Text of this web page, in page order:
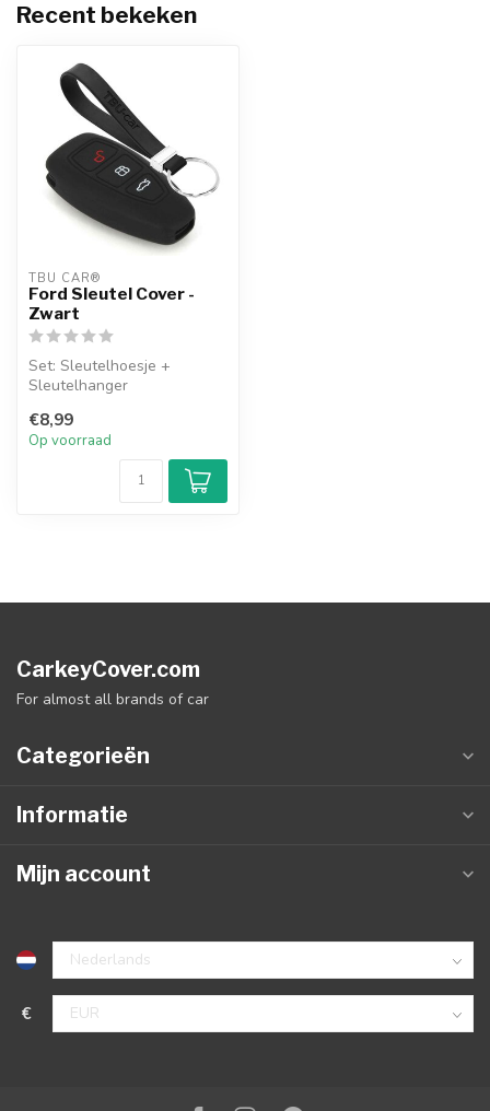
Recent bekeken
TBU CAR®
Ford Sleutel Cover -
Zwart
Set: Sleutelhoesje +
Sleutelhanger
€8,99
Op voorraad
CarkeyCover.com
For almost all brands of car
Categorieën
Informatie
Mijn account
€